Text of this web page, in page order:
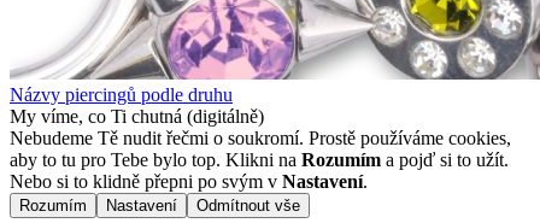
Názvy piercingů podle druhu
My víme, co Ti chutná (digitálně)
Nebudeme Tě nudit řečmi o soukromí. Prostě používáme cookies,
aby to tu pro Tebe bylo top. Klikni na Rozumím a pojď si to užít.
Nebo si to klidně přepni po svým v Nastavení.
Rozumím Nastavení Odmítnout vše